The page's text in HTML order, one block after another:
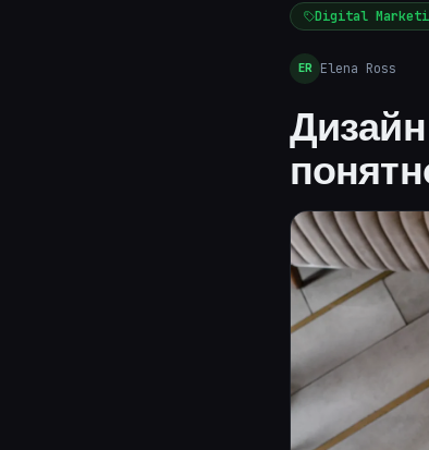
Digital
ER Elena Ross